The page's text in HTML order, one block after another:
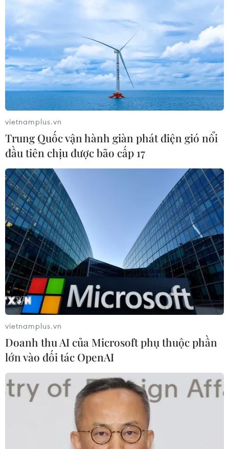
vietnamplus.vn
Trung Quốc vận hành giàn phát điện gió nổi
đầu tiên chịu được bão cấp 17
vietnamplus.vn
Doanh thu AI của Microsoft phụ thuộc phần
lớn vào đối tác OpenAI